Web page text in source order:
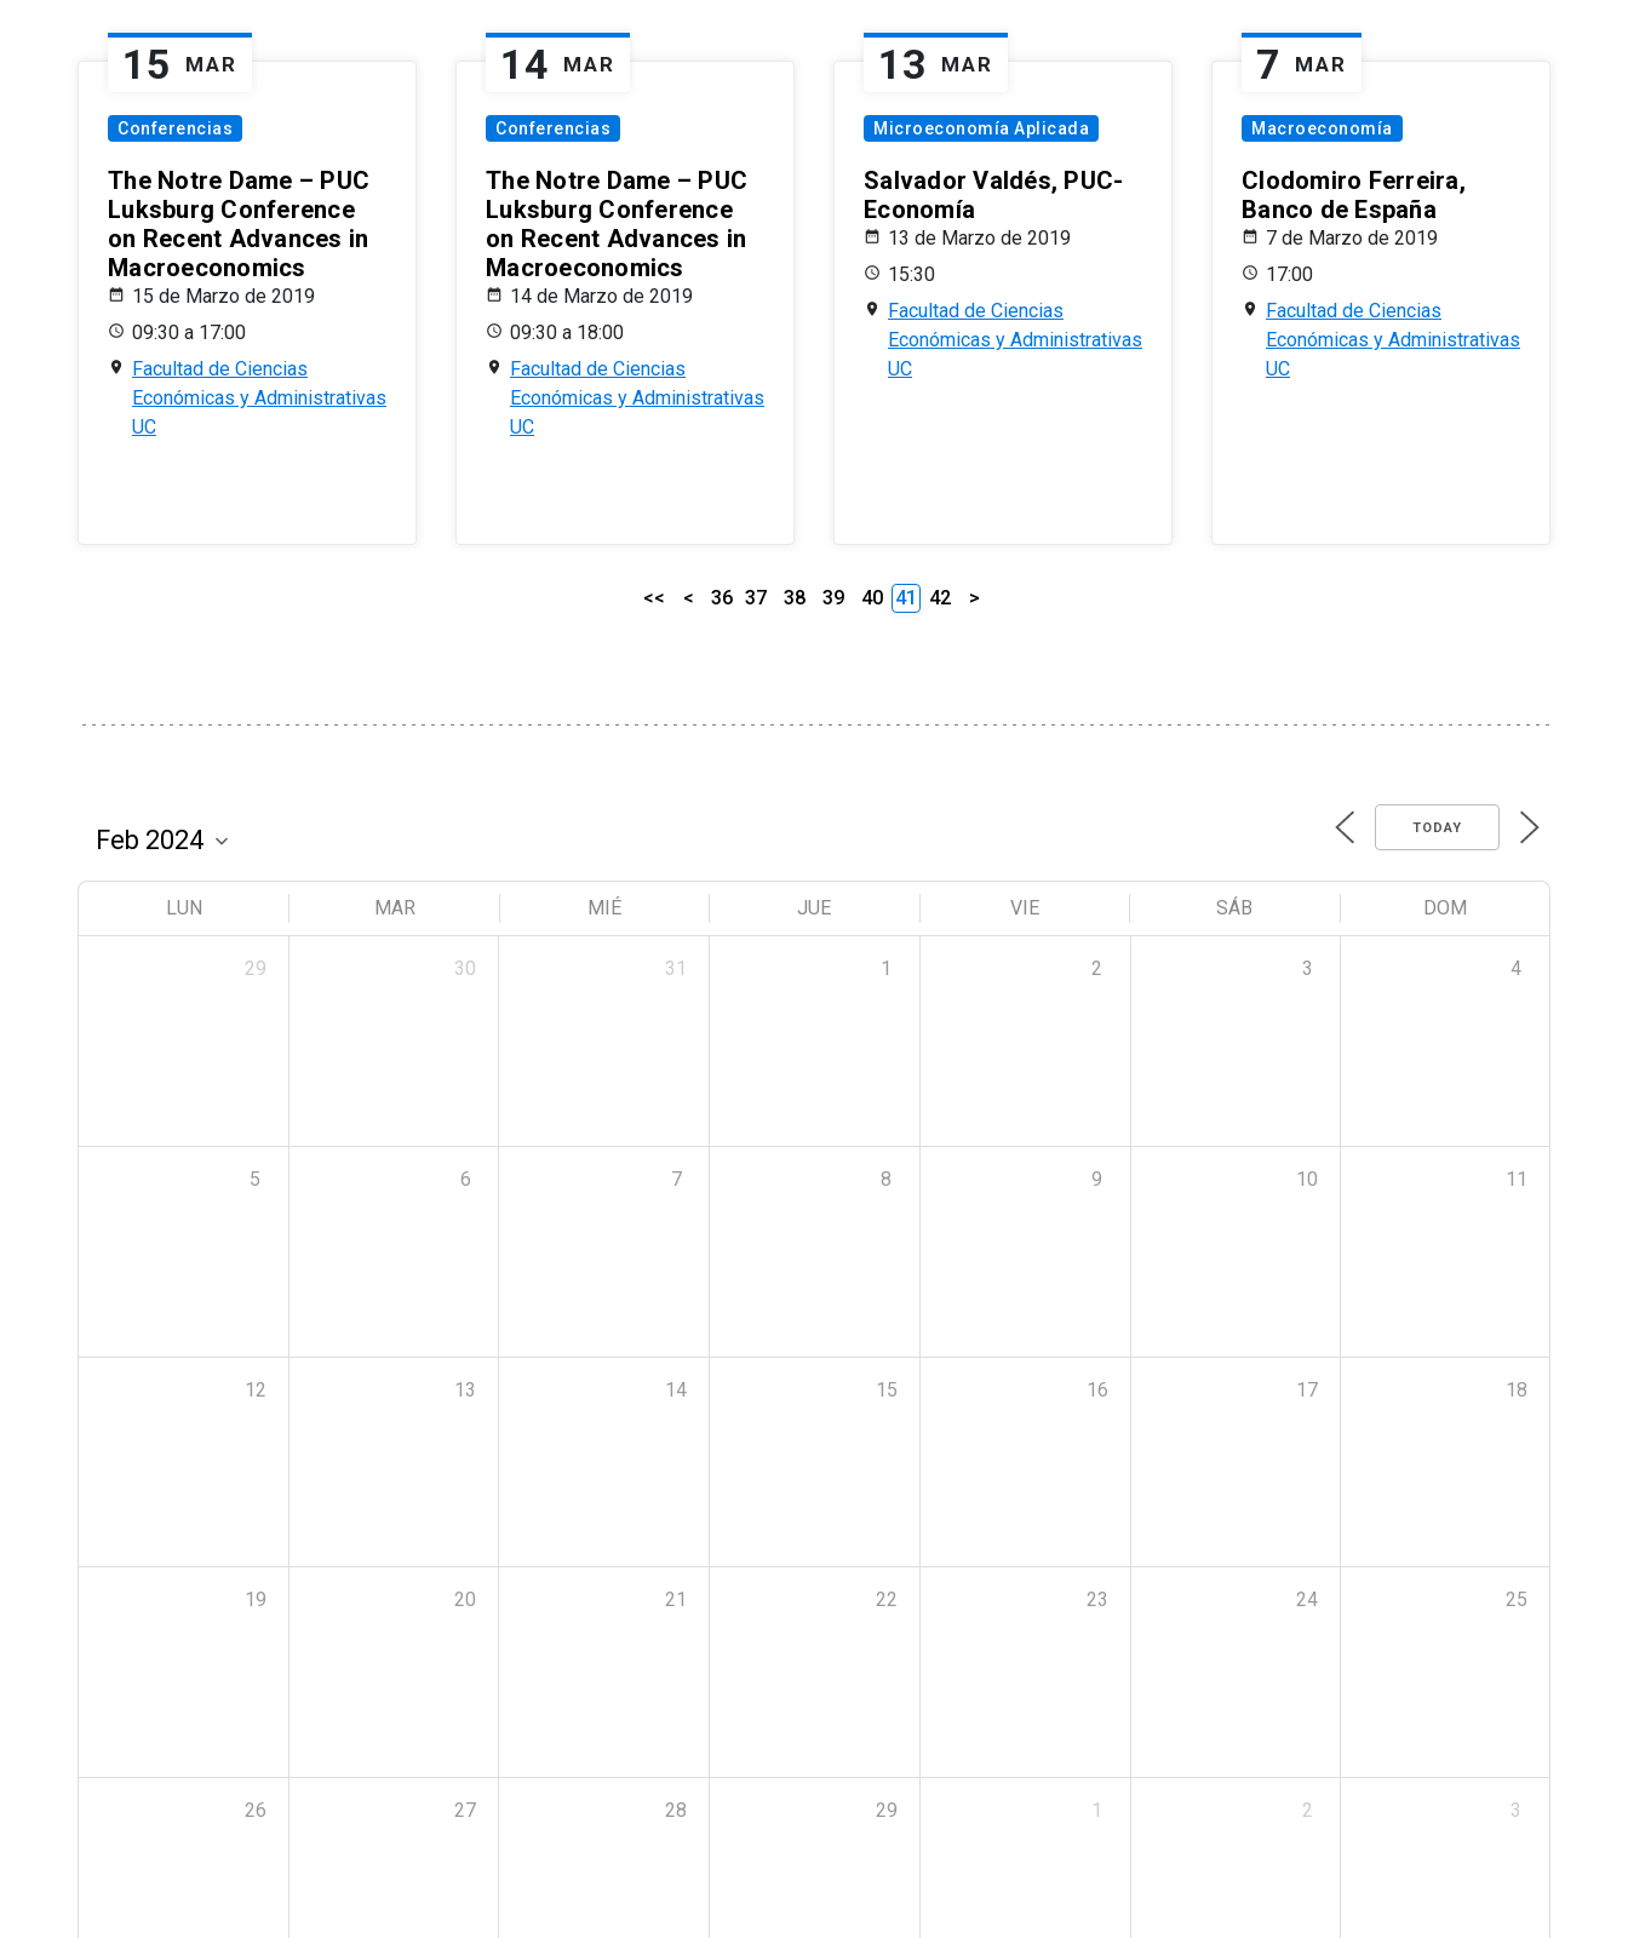
15 MAR
Conferencias
The Notre Dame – PUC
Luksburg Conference
on Recent Advances in
Macroeconomics
15 de Marzo de 2019
09:30 a 17:00
Facultad de Ciencias
Económicas y Administrativas
UC
14 MAR
Conferencias
The Notre Dame – PUC
Luksburg Conference
on Recent Advances in
Macroeconomics
14 de Marzo de 2019
09:30 a 18:00
Facultad de Ciencias
Económicas y Administrativas
UC
13 MAR
Microeconomía Aplicada
Salvador Valdés, PUC-
Economía
13 de Marzo de 2019
15:30
Facultad de Ciencias
Económicas y Administrativas
UC
7 MAR
Macroeconomía
Clodomiro Ferreira,
Banco de España
7 de Marzo de 2019
17:00
Facultad de Ciencias
Económicas y Administrativas
UC
<< < 36 37 38 39 40 41 42 >
TODAY
LUN MAR MIÉ JUE VIE SÁB DOM
29 30 31 1 2 3 4
5 6 7 8 9 10 11
12 13 14 15 16 17 18
19 20 21 22 23 24 25
26 27 28 29 1 2 3